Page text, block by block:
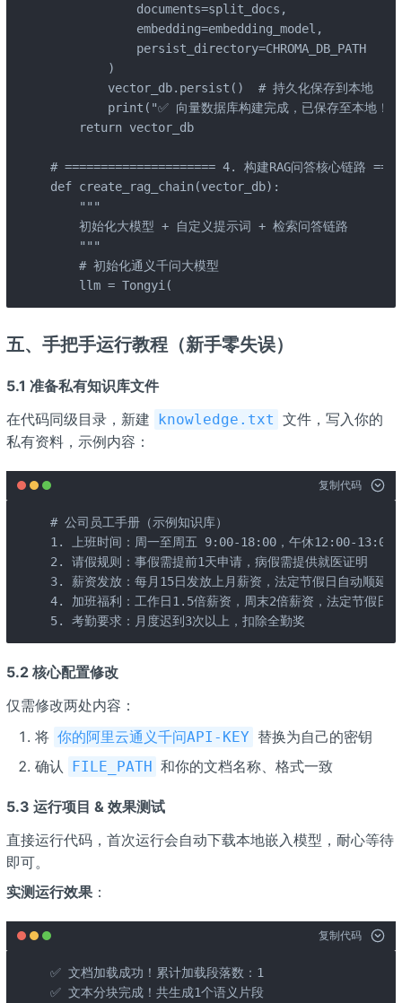
            documents=split_docs,
            embedding=embedding_model,
            persist_directory=CHROMA_DB_PATH
        )
        vector_db.persist()  # 持久化保存到本地
print("✅ 向量数据库构建完成，已保存至本地！
    return vector_db
# ===================== 4. 构建RAG问答核心链路
def create_rag_chain(vector_db):
    """
    初始化大模型 + 自定义提示词 + 检索问答链路
    """
    # 初始化通义千问大模型
    llm = Tongyi(
五、手把手运行教程（新手零失误）
5.1 准备私有知识库文件
在代码同级目录，新建 knowledge.txt 文件，写入你的
私有资料，示例内容：
复制代码
# 公司员工手册（示例知识库）
1. 上班时间：周一至周五 9:00-18:00，午休12:00-13:00
2. 请假规则：事假需提前1天申请，病假需提供就医证明
3. 薪资发放：每月15日发放上月薪资，法定节假日自动顺延
4. 加班福利：工作日1.5倍薪资，周末2倍薪资，法定节假日3
5. 考勤要求：月度迟到3次以上，扣除全勤奖
5.2 核心配置修改
仅需修改两处内容：
将 你的阿里云通义千问API-KEY 替换为自己的密钥
确认
FILE_PATH 和你的文档名称、格式一致
5.3 运行项目 & 效果测试
直接运行代码，首次运行会自动下载本地嵌入模型，耐心等待
即可。
实测运行效果：
复制代码
✅ 文档加载成功！累计加载段落数：1
✅ 文本分块完成！共生成1个语义片段